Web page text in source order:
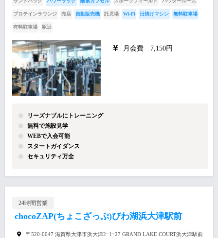
プロテインラウンジ 売店 自動販売機 託児場 Wi-Fi 日焼けマシン 無料駐車場
有料駐車場 駅近
月会費 7,150円
リーズナブルにトレーニング
無料で施設見学
WEBで入会可能
スタートガイダンス
セキュリティ万全
24時間営業
chocoZAP(ちょこざっぷ)びわ湖浜大津駅前
〒520-0047 滋賀県大津市浜大津2ｰ1ｰ27 GRAND LAKE COURT浜大津駅前